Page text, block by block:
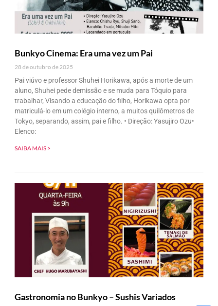
Bunkyo Cinema: Era uma vez um Pai
28 de outubro de 2025
Pai viúvo e professor Shuhei Horikawa, após a morte de um
aluno, Shuhei pede demissão e se muda para Tóquio para
trabalhar, Visando a educação do filho, Horikawa opta por
matriculá-lo em um colégio interno, a muitos quilômetros de
Tokyo, separando, assim, pai e filho. • Direção: Yasujiro Ozu•
Elenco:
SAIBA MAIS >
Gastronomia no Bunkyo – Sushis Variados